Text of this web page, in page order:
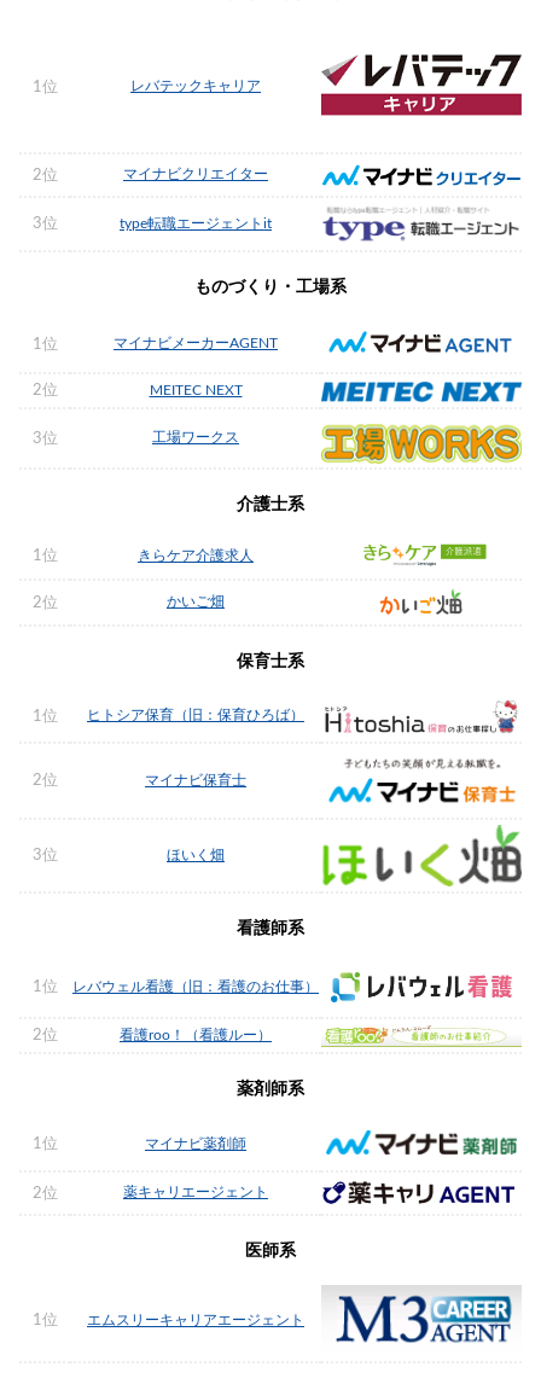
1位 レバテックキャリア
2位 マイナビクリエイター
3位 type転職エージェントit
ものづくり・工場系
1位 マイナビメーカーAGENT
2位 MEITEC NEXT
3位 工場ワークス
介護士系
1位 きらケア介護求人
2位 かいご畑
保育士系
1位 ヒトシア保育（旧：保育ひろば）
2位 マイナビ保育士
3位 ほいく畑
看護師系
1位 レバウェル看護（旧：看護のお仕事）
2位 看護roo！（看護ルー）
薬剤師系
1位 マイナビ薬剤師
2位 薬キャリエージェント
医師系
1位 エムスリーキャリアエージェント